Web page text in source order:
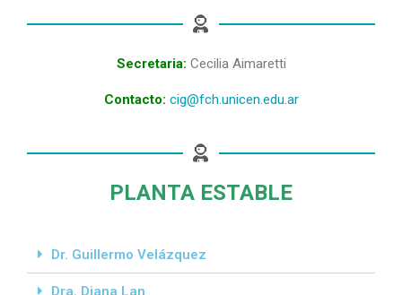
Secretaria: Cecilia Aimaretti
Contacto: cig@fch.unicen.edu.ar
PLANTA ESTABLE
Dr. Guillermo Velázquez
Dra. Diana Lan